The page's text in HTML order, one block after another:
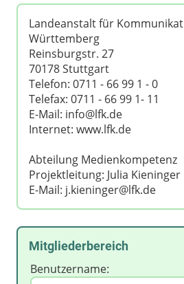
Landeanstalt für
Württemberg
Reinsburgstr. 27
70178 Stuttgart
Telefon: 0711 - 66 99 1 - 0
Telefax: 0711 - 66 99 1- 11
E-Mail: info@lfk.de
Internet: www.lfk.de
Abteilung Medienkompetenz
Projektleitung: Julia Kieninger
E-Mail: j.kieninger@lfk.de
Mitgliederbereich
Benutzername: